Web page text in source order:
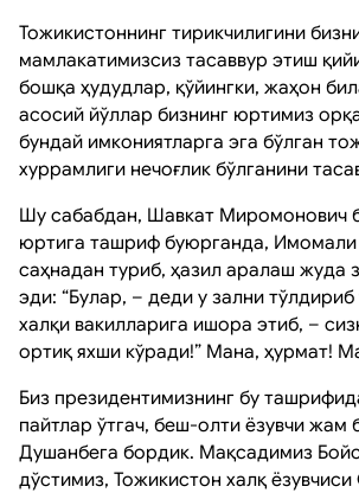
Тожикистоннинг тирикчилигини
мамлакатимизсиз тасаввур этиш
бошқа ҳудудлар, қўйингки, жаҳон
асосий йўллар бизнинг юртимиз
бундай имкониятларга эга бўлган
хуррамлиги нечоғлик бўлганини
Шу сабабдан, Шавкат Миромонович
юртига ташриф буюрганда,
саҳнадан туриб, ҳазил аралаш жуда
эди: “Булар, – деди у зални
халқи вакилларига ишора этиб, –
ортиқ яхши кўради!” Мана, ҳурмат!
Биз президентимизнинг бу
пайтлар ўтгач, беш-олти ёзувчи жам
Душанбега бордик. Мақсадимиз
дўстимиз, Тожикистон халқ